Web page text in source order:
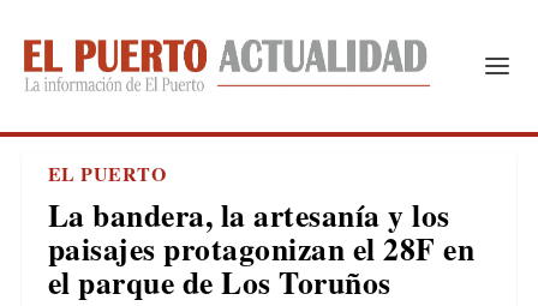
EL PUERTO
La bandera, la artesanía y los
paisajes protagonizan el 28F en
el parque de Los Toruños